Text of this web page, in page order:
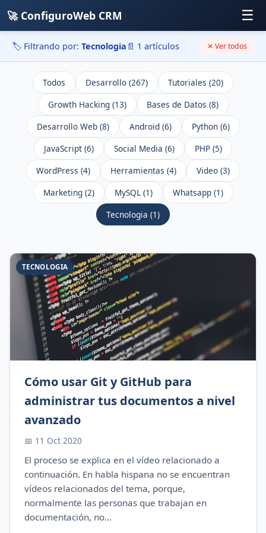
🚀 ConfiguroWeb CRM ☰
🏷️ Filtrando por: Tecnologia 📄 1 artículos ✕ Ver todos
Todos Desarrollo (267)
Tutoriales (20)
Growth Hacking (13)
Bases de Datos (8)
Desarrollo Web (8)
Android (6)
Python (6)
JavaScript (6)
Social Media (6)
PHP (5)
WordPress (4)
Herramientas (4)
Video (3)
Marketing (2)
MySQL (1)
Whatsapp (1)
Tecnologia (1)
TECNOLOGIA
Cómo usar Git y GitHub para
administrar tus documentos a nivel
avanzado
📅 11 Oct 2020
El proceso se explica en el vídeo relacionado a
continuación. En habla hispana no se encuentran
vídeos relacionados del tema, porque,
normalmente las personas que trabajan en
documentación, no...